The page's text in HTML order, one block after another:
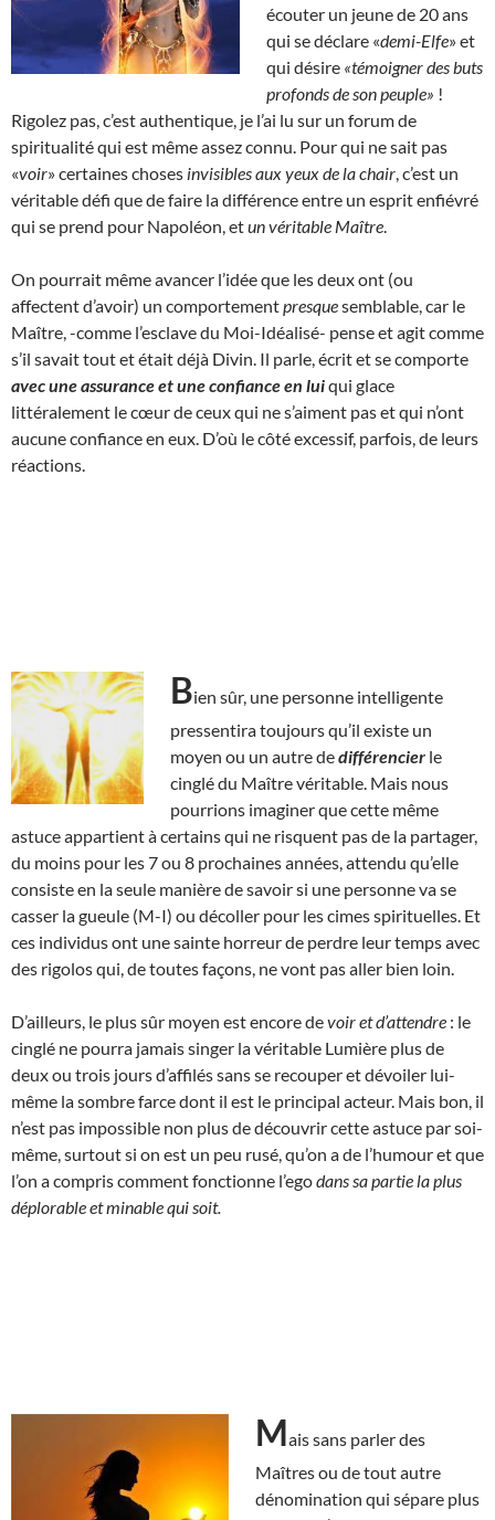
écouter un jeune de 20 ans
qui se déclare «demi-Elfe» et
qui désire «témoigner des buts
profonds de son peuple» !
Rigolez pas, c’est authentique, je l’ai lu sur un forum de
spiritualité qui est même assez connu. Pour qui ne sait pas
«voir» certaines choses invisibles aux yeux de la chair , c’est un
véritable défi que de faire la différence entre un esprit enfiévré
qui se prend pour Napoléon, etun véritable Maître
On pourrait même avancer l’idée que les deux ont (ou
affectent d’avoir) un comportementpresquesemblable, car le
Maître, -comme l’esclave du Moi-Idéalisé- pense et agit comme
s’il savait tout et était déjà Divin. Il parle, écrit et se comporte
avec une assurance et une confiance en luiqui glace
littéralement le cœur de ceux qui ne s’aiment pas et qui n’ont
aucune confiance en eux. D’où le côté excessif, parfois, de leurs
réactions.
Bien sûr, une personne intelligente
pressentira toujours qu’il existe un
moyen ou un autre dedifférencier le
cinglé du Maître véritable. Mais nous
pourrions imaginer que cette même
astuce appartient à certains qui ne risquent pas de la partager,
du moins pour les 7 ou 8 prochaines années, attendu qu’elle
consiste en la seule manière de savoir si une personne va se
casser la gueule (M-I) ou décoller pour les cimes spirituelles. Et
ces individus ont une sainte horreur de perdre leur temps avec
des rigolos qui, de toutes façons, ne vont pas aller bien loin.
D’ailleurs, le plus sûr moyen est encore devoir et d’attendre : le
cinglé ne pourra jamais singer la véritable Lumière plus de
deux ou trois jours d’affilés sans se recouper et dévoiler lui-
même la sombre farce dont il est le principal acteur. Mais bon, il
n’est pas impossible non plus de découvrir cette astuce par soi-
même, surtout si on est un peu rusé, qu’on a de l’humour et que
l’on a compris comment fonctionne l’egodans sa partie la plus
déplorable et minable qui soit.
Mais sans parler des
Maîtres ou de tout autre
dénomination qui sépare plus